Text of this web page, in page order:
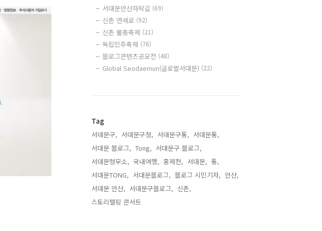
서대문안산자락길 (69)
신촌 연세로 (92)
신촌 물총축제 (21)
독립민주축제 (76)
블로그콘텐츠공모전 (48)
Global Seodaemun(글로벌서대문) (22)
Tag
서대문구, 서대문구청, 서대문구통, 서대문통,
서대문 블로그, Tong, 서대문구 블로그,
서대문형무소, 국내여행, 홍제천, 서대문, 통,
서대문TONG, 서대문블로그, 블로그 시민기자, 안산,
서대문 안산, 서대문구블로그, 신촌,
스토리텔링 콘서트,